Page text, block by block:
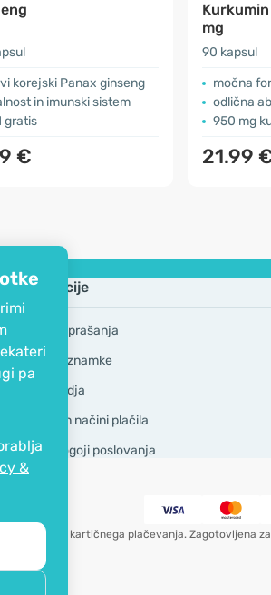
pa
&
korejski Panax ginseng
in imunski sistem
gratis
€
mg
90 kapsul
močna
odlična
950 mg
21.99
Informacije
Pogosta vprašanja
Blagovne znamke
GDPR Orodja
Dostava in načini plačila
Splošni pogoji poslovanja
Možnost kartičnega plačevanja. Zagotovljena